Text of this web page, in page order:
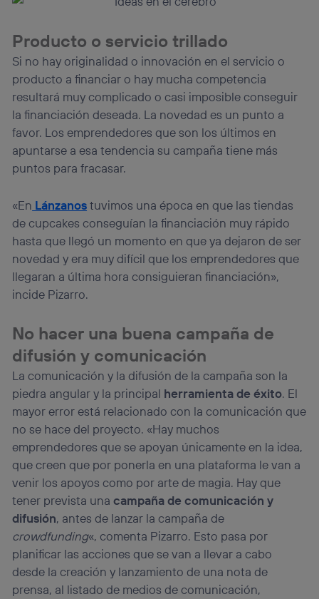
Producto o servicio trillado
Si no hay originalidad o innovación en el servicio o
producto a financiar o hay mucha competencia
resultará muy complicado o casi imposible conseguir
la financiación deseada. La novedad es un punto a
favor. Los emprendedores que son los últimos en
apuntarse a esa tendencia su campaña tiene más
puntos para fracasar.
«En Lánzanostuvimos una época en que las tiendas
de cupcakes conseguían la financiación muy rápido
hasta que llegó un momento en que ya dejaron de ser
novedad y era muy difícil que los emprendedores que
llegaran a última hora consiguieran financiación»,
incide Pizarro.
No hacer una buena campaña de
difusión y comunicación
La comunicación y la difusión de la campaña son la
piedra angular y la principal herramienta de éxito. El
mayor error está relacionado con la comunicación que
no se hace del proyecto. «Hay muchos
emprendedores que se apoyan únicamente en la idea,
que creen que por ponerla en una plataforma le van a
venir los apoyos como por arte de magia. Hay que
tener prevista unacampaña de comunicación y
difusión, antes de lanzar la campaña de
crowdfunding«, comenta Pizarro. Esto pasa por
planificar las acciones que se van a llevar a cabo
desde la creación y lanzamiento de una nota de
prensa, al listado de medios de comunicación,